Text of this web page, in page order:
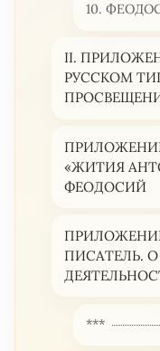
10.
II.
РУССКОМ
«ЖИТИЯ
ФЕОДОСИЙ
ПИСАТЕЛЬ.
***